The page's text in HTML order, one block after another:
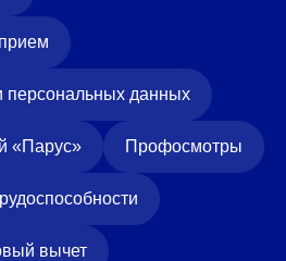
персональных данных
«Парус» Профосмотры
вычет